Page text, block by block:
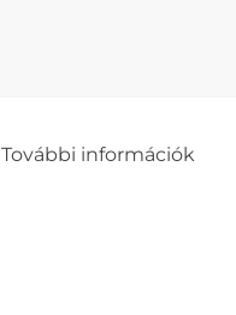
További információk